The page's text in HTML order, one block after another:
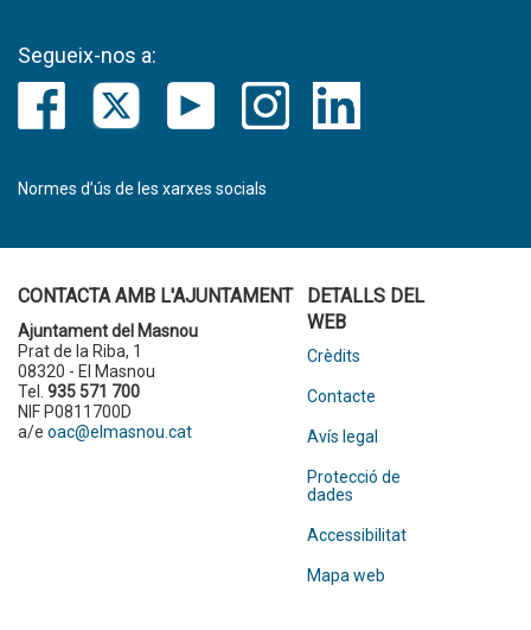
Segueix-nos a:
Normes d’ús de les xarxes socials
CONTACTA AMB L'AJUNTAMENT
Ajuntament del Masnou
Prat de la Riba, 1
08320 - El Masnou
Tel. 935 571 700
NIF P0811700D
a/e oac@elmasnou.cat
DETALLS DEL
WEB
Crèdits
Contacte
Avís legal
Protecció de
dades
Accessibilitat
Mapa web